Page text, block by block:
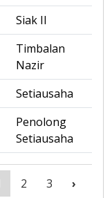
Siak II
Timbalan
Nazir
Setiausaha
Penolong
Setiausaha
2 3 ›